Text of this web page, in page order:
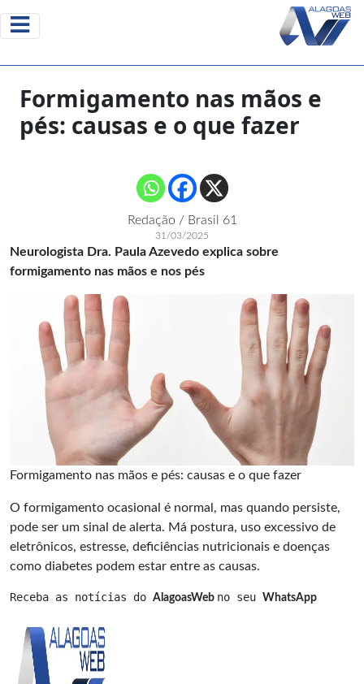
Formigamento nas mãos e
pés: causas e o que fazer
Redação / Brasil 61
31/03/2025
Neurologista Dra. Paula Azevedo explica sobre
formigamento nas mãos e nos pés
Formigamento nas mãos e pés: causas e o que fazer
O formigamento ocasional é normal, mas quando persiste,
pode ser um sinal de alerta. Má postura, uso excessivo de
eletrônicos, estresse, deficiências nutricionais e doenças
como diabetes podem estar entre as causas.
Receba as notícias do AlagoasWeb no seu WhatsApp